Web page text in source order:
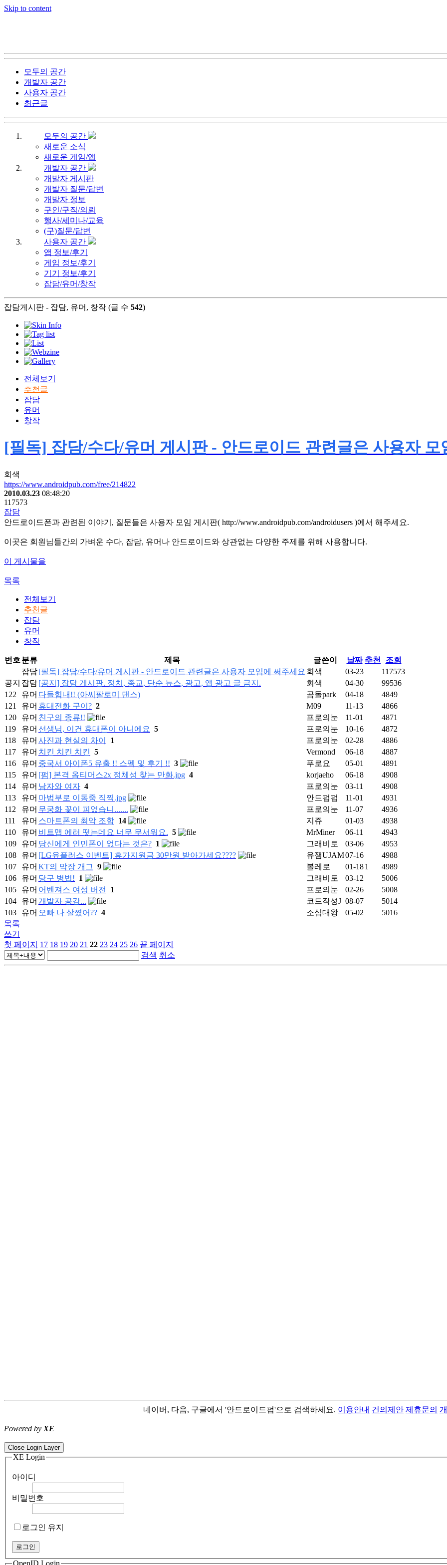
Skip to content
모두의 공간
개발자 공간
사용자 공간
최근글
모두의 공간
새로운 소식
새로운 게임/앱
개발자 공간
개발자 게시판
개발자 질문/답변
개발자 정보
구인/구직/의뢰
행사/세미나/교육
(구)질문/답변
사용자 공간
앱 정보/후기
게임 정보/후기
기기 정보/후기
잡담/유머/창작
잡담게시판 - 잡담, 유머, 창작 (글 수 542)
전체보기
추천글
잡담
유머
창작
[필독] 잡담/수다/유머 게시판 - 안드로이드 관련글은 사용자 모
회색
https://www.androidpub.com/free/214822
2010.03.23 08:48:20
117573
잡담
안드로이드폰과 관련된 이야기, 질문들은 사용자 모임 게시판( http://www.androidpub.com/androidusers )에서 해주세요.
이곳은 회원님들간의 가벼운 수다, 잡담, 유머나 안드로이드와 상관없는 다양한 주제를 위해 사용합니다.
이 게시물을
목록
전체보기
추천글
잡담
유머
창작
번호 분류 제목 글쓴이 날짜 추천
조회
잡담[필독] 잡담/수다/유머 게시판 - 안드로이드 관련글은 사용자 모임에 써주세요 회색 03-23
117573
공지 잡담[공지] 잡담 게시판. 정치, 종교, 단순 뉴스, 광고, 앱 광고 글 금지. 회색 04-30
99536
122
유머 다들힘내!! (아씨팔로미 댄스) 곰돌park 04-18
4849
121
유머 휴대전화 구이? 2 M09 11-13
4866
120
유머 친구의 종류!! 프로의눈 11-01
4871
119
유머 선생님, 이건 휴대폰이 아니에요 5 프로의눈 10-16
4872
118
유머 사진과 현실의 차이 1 프로의눈 02-28
4886
117
유머 치킨 치킨 치킨 5 Vermond 06-18
4887
116
유머 중국서 아이폰5 유출 !! 스펙 및 후기 !! 3 푸로요 05-01
4891
115
유머 [펌] 본격 옵티머스2x 정체성 찾는 만화.jpg 4 korjaeho 06-18
4908
114
유머 남자와 여자 4 프로의눈 03-11
4908
113
유머 마법부로 이동중 직찍.jpg 안드펍펍 11-01
4931
112
유머 무궁화 꽃이 피었습니....... 프로의눈 11-07
4936
111
유머 스마트폰의 최악 조합 14 지쥬 01-03
4938
110
유머 비트맵 에러 떳는데요 너무 무서워요. 5 MrMiner 06-11
4943
109
유머 당신에게 인민폰이 없다는 것은? 1 그래비토 03-06
4953
108
유머 [LG유플러스 이벤트] 휴가지원금 30만원 받아가세요???? 유잼UJAM07-16
4988
107
유머 KT의 막장 개그 9 볼레로 01-181
4989
106
유머 당구 병법! 1 그래비토 03-12
5006
105
유머 어벤져스 여성 버전 1 프로의눈 02-26
5008
104
유머 개발자 공감... 코드작성J 08-07
5014
103
유머 오빠 나 살쪘어?? 4 소심대왕 05-02
5016
목록
쓰기
첫 페이지
17 18 19 20 21 22 23 24 25 26 끝 페이지
검색 취소
네이버, 다음, 구글에서 '안드로이드펍'으로 검색하세요. 이용안내 건의제안 제휴문의
Powered by XE
Close Login Layer
XE Login
아이디
비밀번호
로그인 유지